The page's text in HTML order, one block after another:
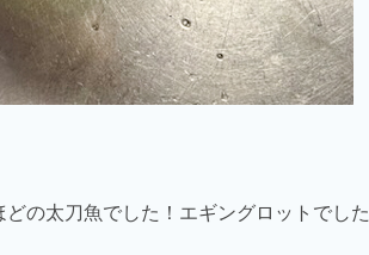
の太刀魚でした！エギングロットでした